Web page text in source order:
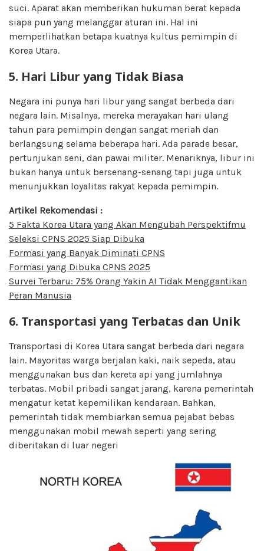
suci. Aparat akan memberikan hukuman berat kepada
siapa pun yang melanggar aturan ini. Hal ini
memperlihatkan betapa kuatnya kultus pemimpin di
Korea Utara.
5. Hari Libur yang Tidak Biasa
Negara ini punya hari libur yang sangat berbeda dari
negara lain. Misalnya, mereka merayakan hari ulang
tahun para pemimpin dengan sangat meriah dan
berlangsung selama beberapa hari. Ada parade besar,
pertunjukan seni, dan pawai militer. Menariknya, libur ini
bukan hanya untuk bersenang-senang tapi juga untuk
menunjukkan loyalitas rakyat kepada pemimpin.
Artikel Rekomendasi :
5 Fakta Korea Utara yang Akan Mengubah Perspektifmu
Seleksi CPNS 2025 Siap Dibuka
Formasi yang Banyak Diminati CPNS
Formasi yang Dibuka CPNS 2025
Survei Terbaru: 75% Orang Yakin AI Tidak Menggantikan
Peran Manusia
6. Transportasi yang Terbatas dan Unik
Transportasi di Korea Utara sangat berbeda dari negara
lain. Mayoritas warga berjalan kaki, naik sepeda, atau
menggunakan bus dan kereta api yang jumlahnya
terbatas. Mobil pribadi sangat jarang, karena pemerintah
mengatur ketat kepemilikan kendaraan. Bahkan,
pemerintah tidak membiarkan semua pejabat bebas
menggunakan mobil mewah seperti yang sering
diberitakan di luar negeri